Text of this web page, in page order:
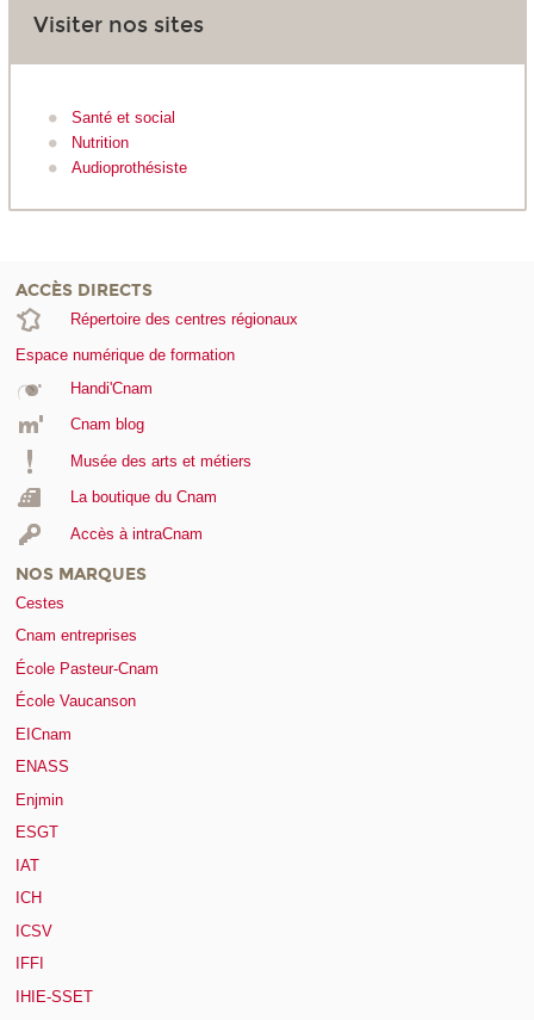
Visiter nos sites
Santé et social
Nutrition
Audioprothésiste
ACCÈS DIRECTS
Répertoire des centres régionaux
Espace numérique de formation
Handi'Cnam
Cnam blog
Musée des arts et métiers
La boutique du Cnam
Accès à intraCnam
NOS MARQUES
Cestes
Cnam entreprises
École Pasteur-Cnam
École Vaucanson
EICnam
ENASS
Enjmin
ESGT
IAT
ICH
ICSV
IFFI
IHIE-SSET